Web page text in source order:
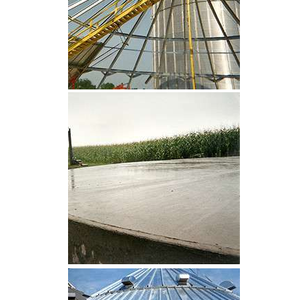
CLIQUEZ POUR AGRANDIR
CLIQUEZ POUR AGRANDIR